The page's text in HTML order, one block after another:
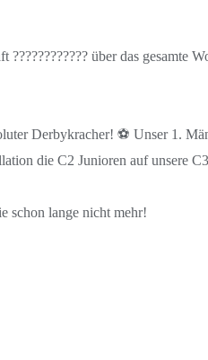
???????????? über das
Derbykracher! ⚽ Unser 1.
die C2 Junioren auf unsere
schon lange nicht mehr!